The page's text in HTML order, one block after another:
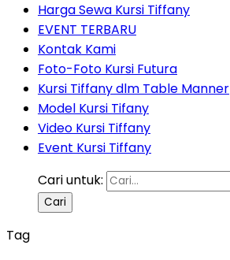
Harga Sewa Kursi Tiffany
EVENT TERBARU
Kontak Kami
Foto-Foto Kursi Futura
Kursi Tiffany dlm Table Manner
Model Kursi Tifany
Video Kursi Tiffany
Event Kursi Tiffany
Cari untuk:
Tag